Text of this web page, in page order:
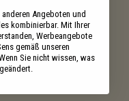
Angeboten und
kombinierbar. Mit Ihrer
Werbeangebote
gemäß unseren
Sie nicht wissen, was